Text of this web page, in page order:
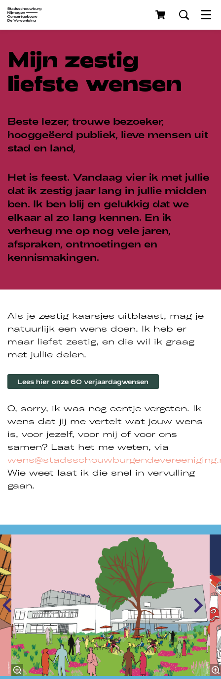
Menu
Mijn zestig
liefste wensen
Beste lezer, trouwe bezoeker,
hooggeëerd publiek, lieve mensen uit
stad en land,
Het is feest. Vandaag vier ik met jullie
dat ik zestig jaar lang in jullie midden
ben. Ik ben blij en gelukkig dat we
elkaar al zo lang kennen. En ik
verheug me op nog vele jaren,
afspraken, ontmoetingen en
kennismakingen.
Als je zestig kaarsjes uitblaast, mag je
natuurlijk een wens doen. Ik heb er
maar liefst zestig, en die wil ik graag
met jullie delen.
Lees hier onze 60 verjaardagwensen
O, sorry, ik was nog eentje vergeten. Ik
wens dat jij me vertelt wat jouw wens
is, voor jezelf, voor mij of voor ons
samen? Laat het me weten, via
Wie weet laat ik die snel in vervulling
gaan.
Overslaan
Inzoomen